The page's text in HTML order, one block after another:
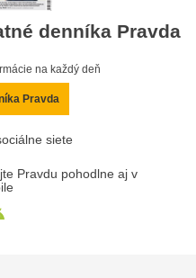
denníka Pravda
na každý deň
Pravda
siete
Pravdu pohodlne aj v